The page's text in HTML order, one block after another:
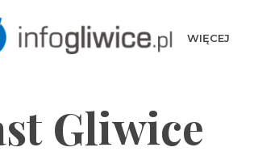
WIĘCEJ
Gliwice